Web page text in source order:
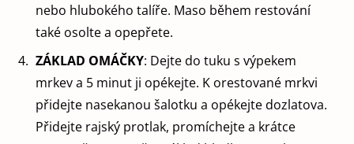
nebo hlubokého talíře. Maso během restování
také osolte a opepřete.
ZÁKLAD OMÁČKY: Dejte do tuku s výpekem
mrkev a 5 minut ji opékejte. K orestované mrkvi
přidejte nasekanou šalotku a opékejte dozlatova.
Přidejte rajský protlak, promíchejte a krátce